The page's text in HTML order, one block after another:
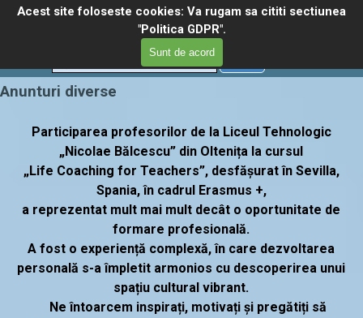
Acest site foloseste cookies: Va rugam sa cititi sectiunea
"Politica GDPR".
Sunt de acord
Du-te la conținut
Liceul tehnologic "Nicolae
Balcescu"
Select Language▼
Meniu
Omite meniul
Anunturi diverse
Participarea profesorilor de la Liceul Tehnologic
„Nicolae Bălcescu” din Oltenița la cursul
„Life Coaching for Teachers”, desfășurat în Sevilla,
Spania, în cadrul Erasmus +,
a reprezentat mult mai mult decât o oportunitate de
formare profesională.
A fost o experiență complexă, în care dezvoltarea
personală s-a împletit armonios cu descoperirea unui
spațiu cultural vibrant.
Ne întoarcem inspirați, motivați și pregătiți să